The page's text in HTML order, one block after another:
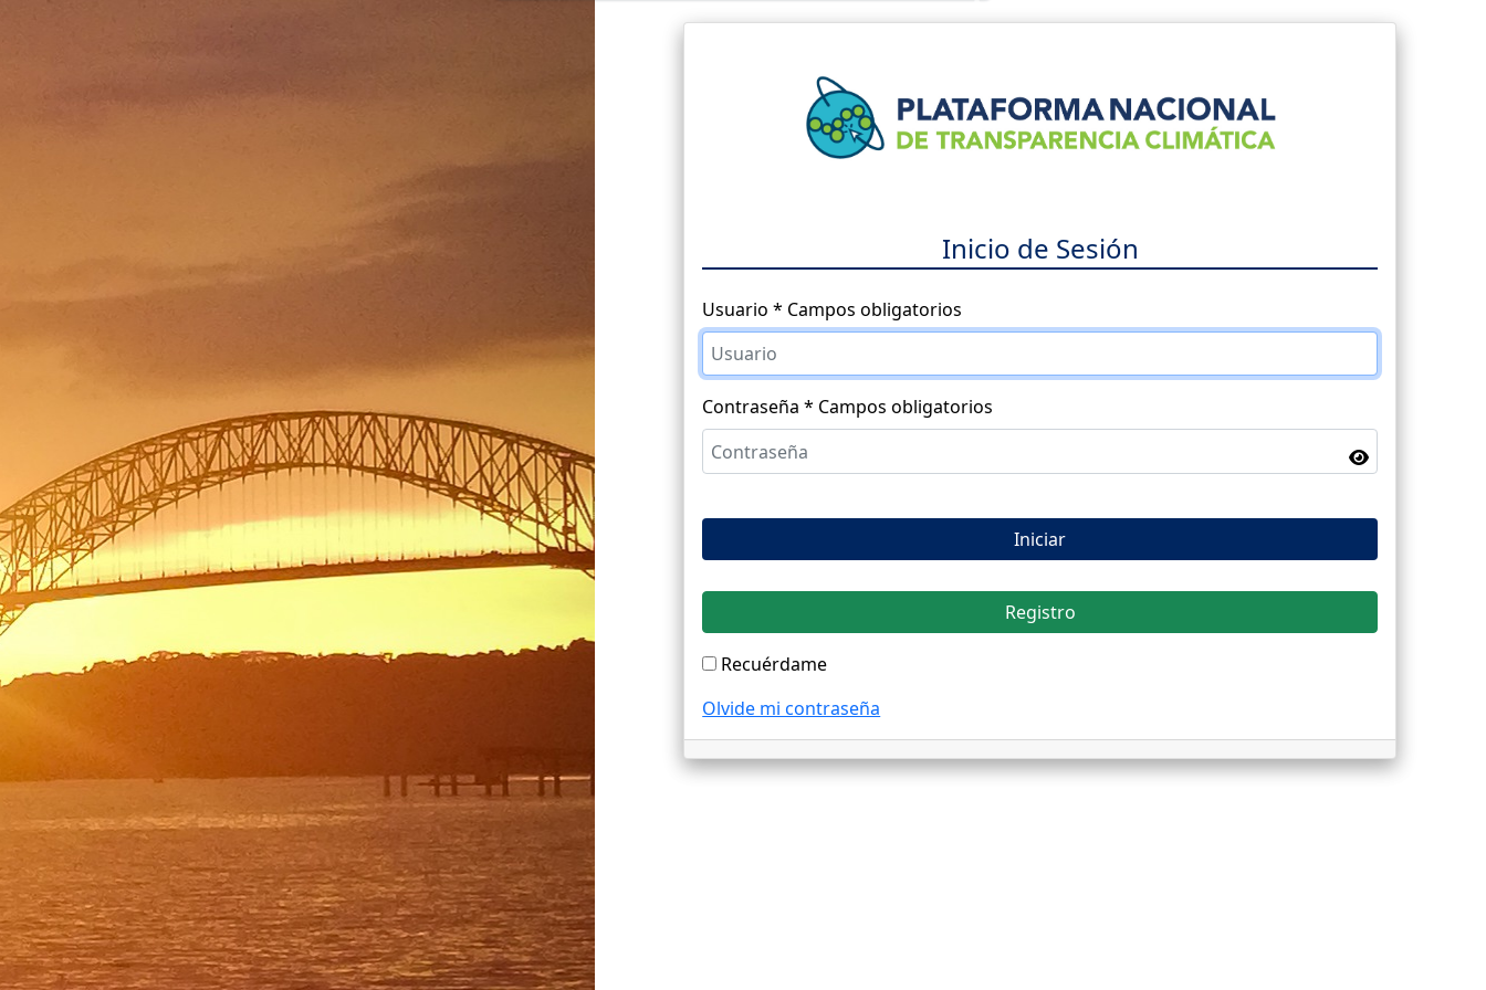
Inicio de Sesión
Usuario * Campos obligatorios
Contraseña * Campos obligatorios
Registro
Recuérdame
Olvide mi contraseña